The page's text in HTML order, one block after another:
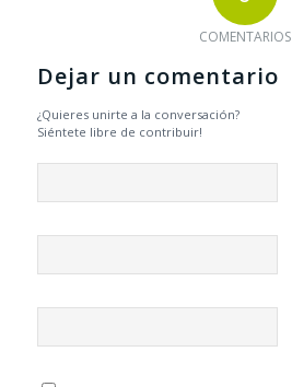
COMENTARIOS
Dejar un comentario
¿Quieres unirte a la conversación?
Siéntete libre de contribuir!